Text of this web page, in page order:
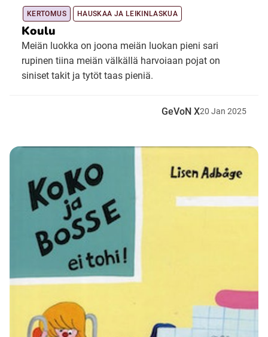
Kaale (Romska)
Arli (Romska)
Lovari (Romska)
KERTOMUS HAUSKAA JA LEIKINLASKUA
Koulu
Meiän luokka on joona meiän luokan pieni sari
rupinen tiina meiän välkällä harvoiaan pojat on
siniset takit ja tytöt taas pieniä.
GeVoN X20 Jan 2025